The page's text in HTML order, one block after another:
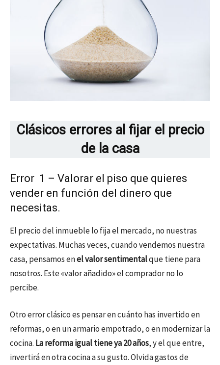
Clásicos errores al fijar el precio
de la casa
Error 1 – Valorar el piso que quieres
vender en función del dinero que
necesitas.
El precio del inmueble lo fija el mercado, no nuestras
expectativas. Muchas veces, cuando vendemos nuestra
casa, pensamos enel valor sentimentalque tiene para
nosotros. Este «valor añadido» el comprador no lo
percibe.
Otro error clásico es pensar en cuánto has invertido en
reformas, o en un armario empotrado, o en modernizar la
cocina. La reforma igual tiene ya 20 años, y el que entre,
invertirá en otra cocina a su gusto. Olvida gastos de